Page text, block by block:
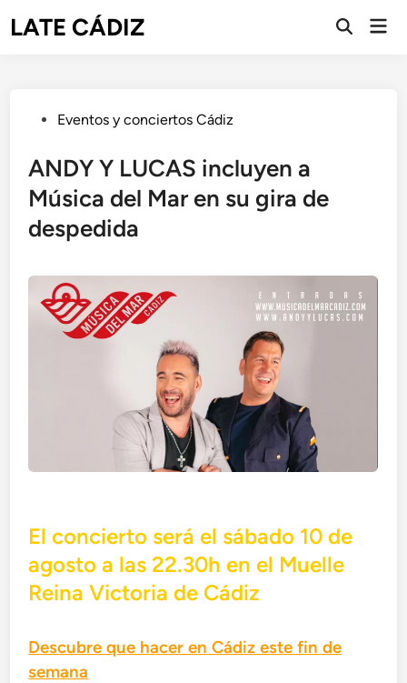
LATE CÁDIZ
Abrir
Publicado
Eventos y conciertos Cádiz
ANDY Y LUCAS incluyen a
Música del Mar en su gira de
despedida
El concierto será el sábado 10 de
agosto a las 22.30h en el Muelle
Reina Victoria de Cádiz
Descubre que hacer en Cádiz este fin de
semana